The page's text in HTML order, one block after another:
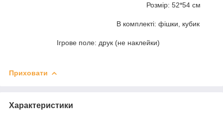
Розмір: 52*54 см
В комплекті: фішки, кубик
Ігрове поле: друк (не наклейки)
Приховати
Характеристики